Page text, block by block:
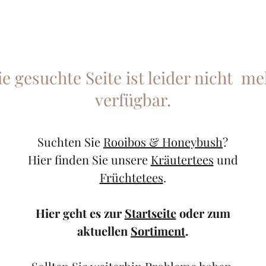
gesuchte Seite ist leider nicht
verfügbar.
Suchten Sie Rooibos & Honeybush?
Hier finden Sie unsere Kräutertees und
Früchtetees.
Hier geht es zurStartseiteoder zum
aktuellen Sortiment.